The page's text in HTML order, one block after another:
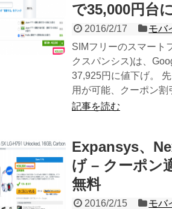
で35,000円台
2016/2/17
モバ
SIMフリーのスマート
クスパンシス)は、
37,925円に値下げ。
用が可能、クーポン割
記事を読む
Expansys、
げ – クーポン
無料
2016/2/15
モバ